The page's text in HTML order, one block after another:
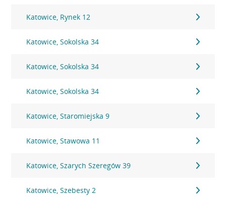
Katowice, Rynek 12
Katowice, Sokolska 34
Katowice, Sokolska 34
Katowice, Sokolska 34
Katowice, Staromiejska 9
Katowice, Stawowa 11
Katowice, Szarych Szeregów 39
Katowice, Szebesty 2